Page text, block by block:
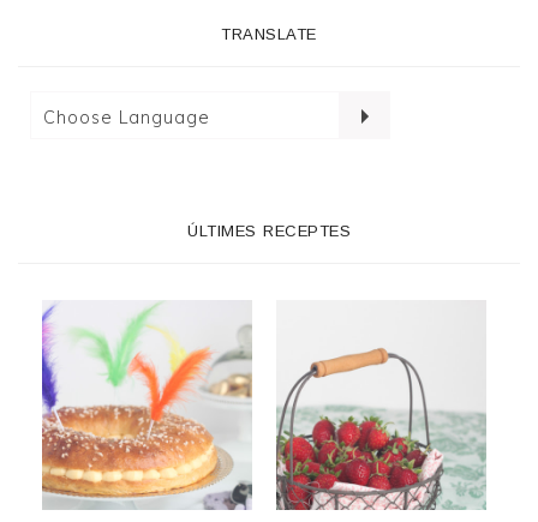
TRANSLATE
ÚLTIMES RECEPTES